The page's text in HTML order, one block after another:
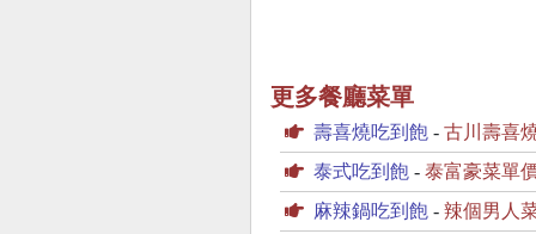
更多餐廳菜單
壽喜燒吃到飽 - 古川壽喜
泰式吃到飽 - 泰富豪菜單
麻辣鍋吃到飽 - 辣個男人